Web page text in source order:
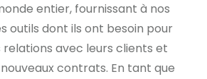
entier, fournissant à nos
outils dont ils ont besoin pour
avec leurs clients et
contrats. En tant que